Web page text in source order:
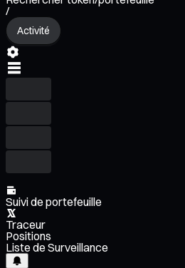
/
Activité
Suivi de portefeuille
Traceur
Positions
Liste de Surveillance